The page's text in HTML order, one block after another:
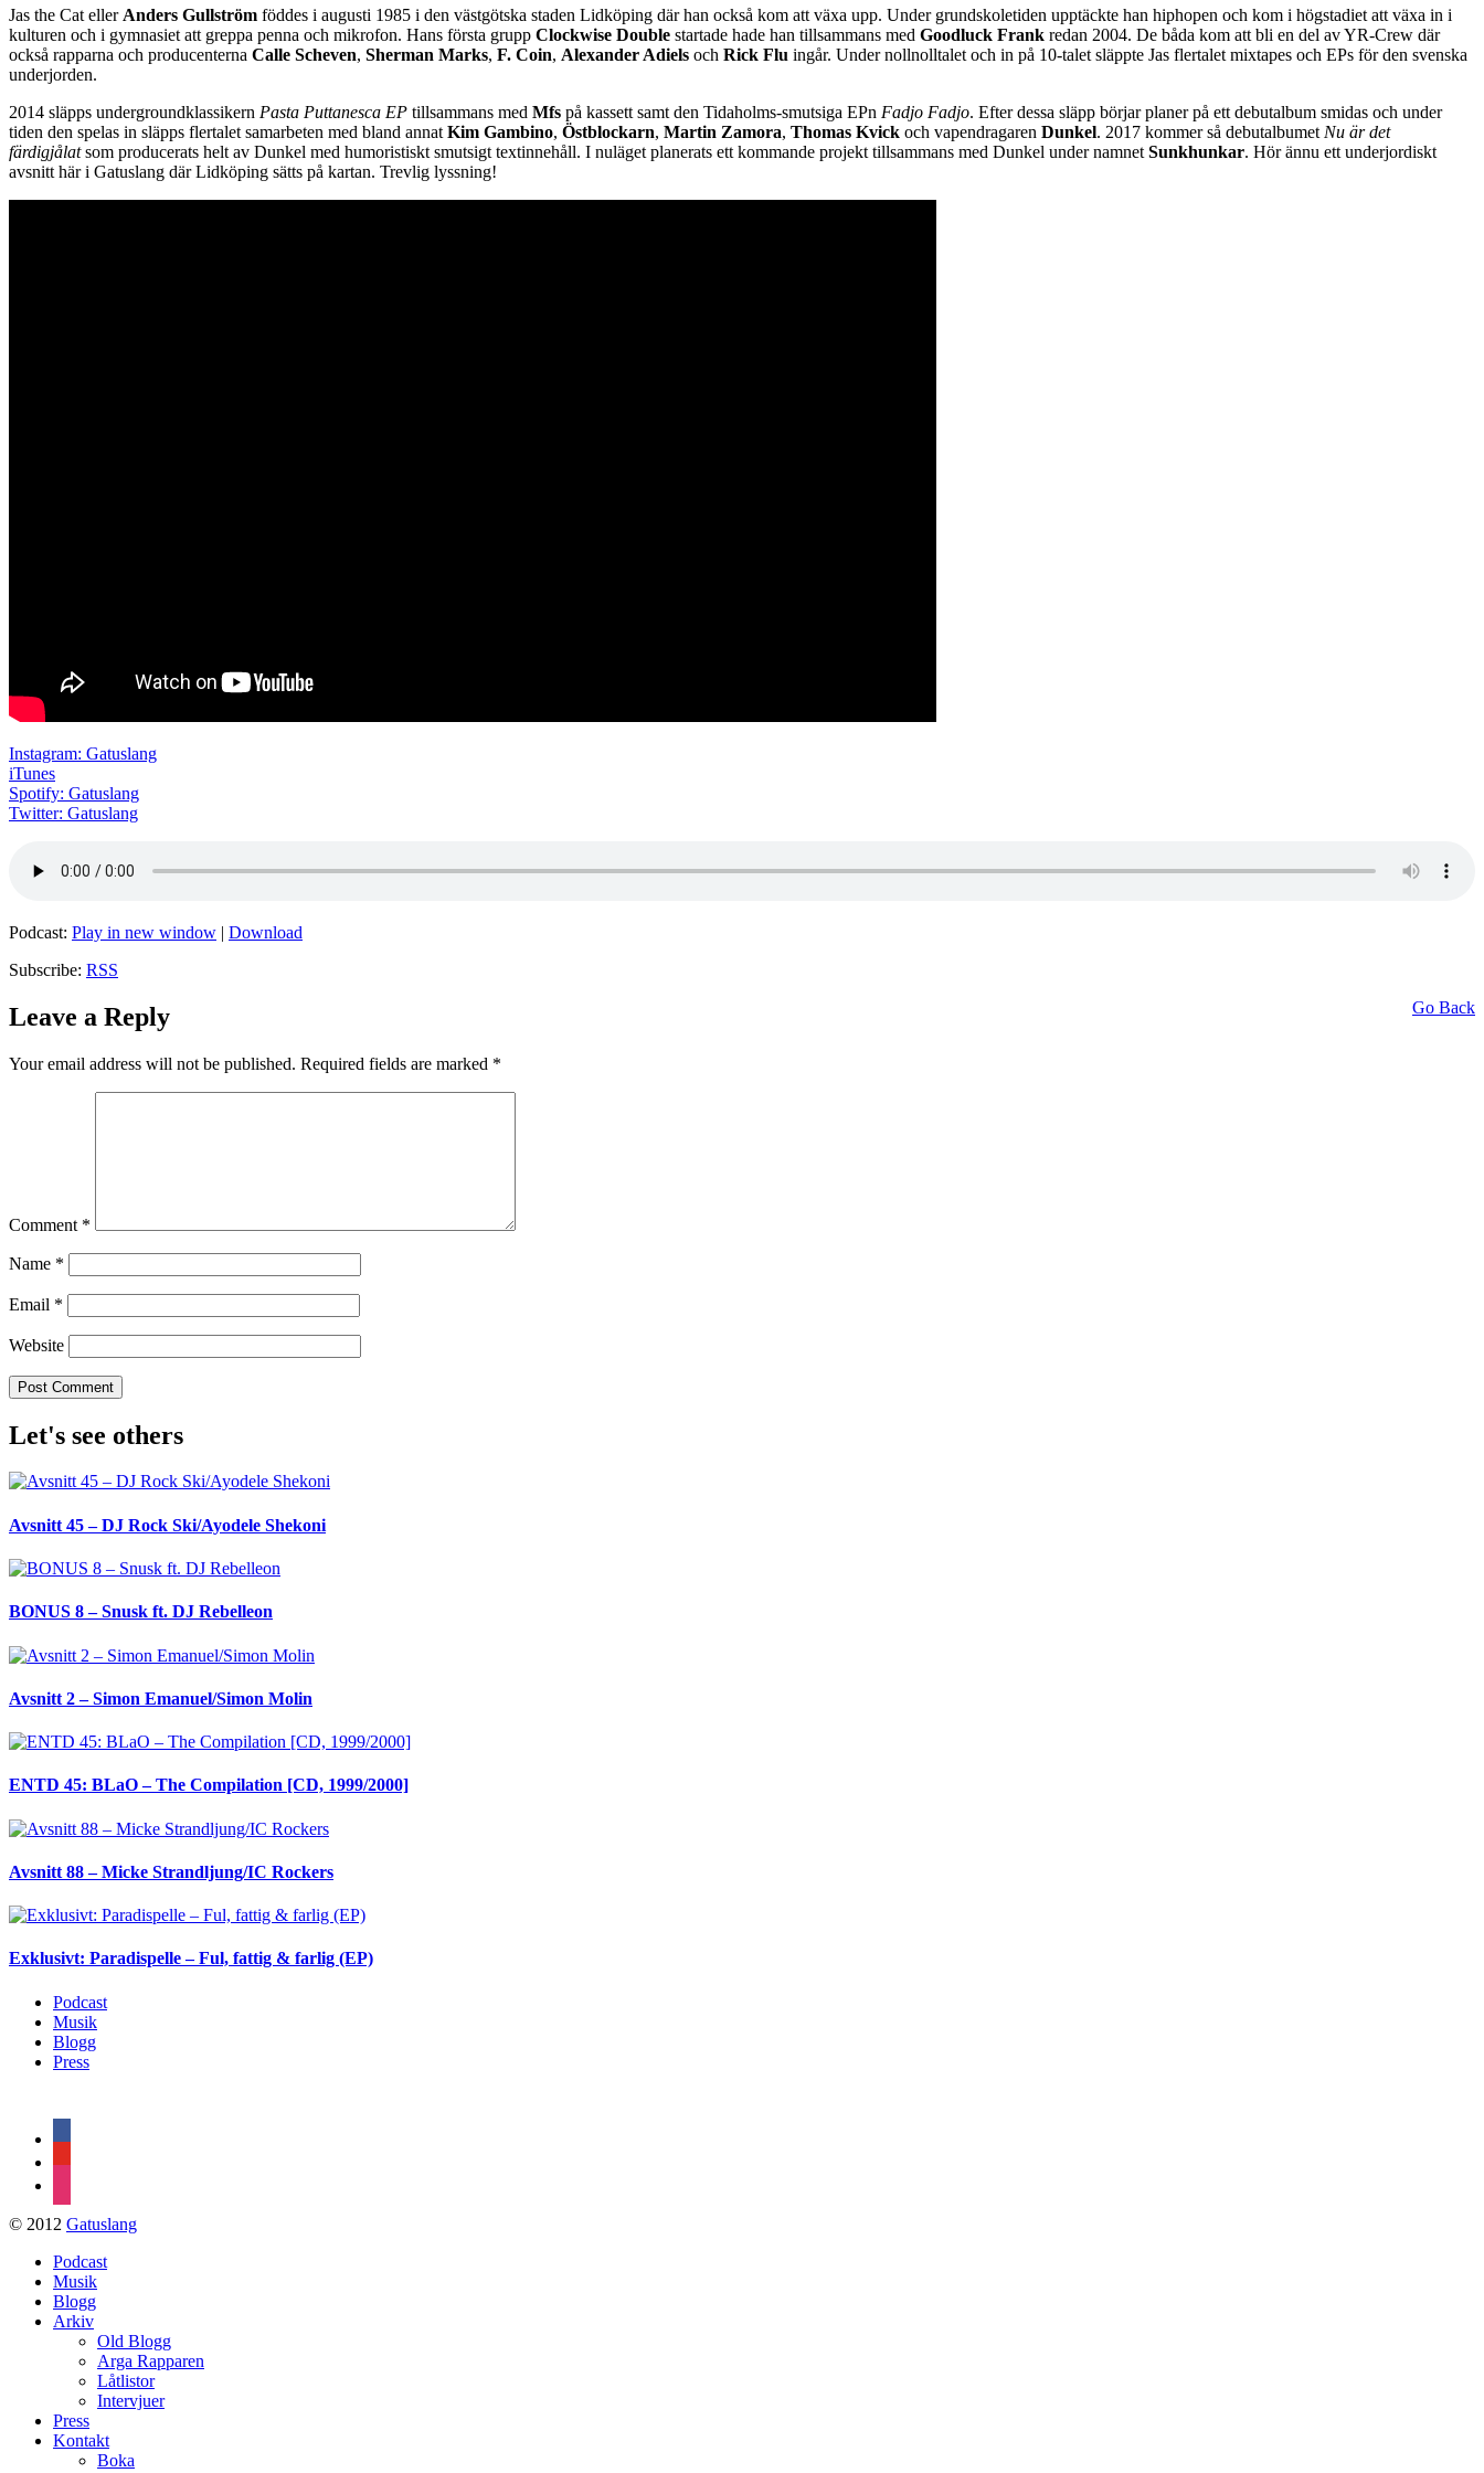
Jas the Cat eller Anders Gullström föddes i augusti 1985 i den västgötska staden Lidköping där han också kom att växa upp. Under grundskoletiden upptäckte han hiphopen och kom i högstadiet att växa in i
kulturen och i gymnasiet att greppa penna och mikrofon. Hans första grupp Clockwise Double startade hade han tillsammans med Goodluck Frank redan 2004. De båda kom att bli en del av YR-Crew där
också rapparna och producenterna Calle Scheven, Sherman Marks, F. Coin, Alexander Adiels och Rick Flu ingår. Under nollnolltalet och in på 10-talet släppte Jas flertalet mixtapes och EPs för den svenska
underjorden.
2014 släpps undergroundklassikern Pasta Puttanesca EP tillsammans med Mfs på kassett samt den Tidaholms-smutsiga EPn Fadjo Fadjo. Efter dessa släpp börjar planer på ett debutalbum smidas och under
tiden den spelas in släpps flertalet samarbeten med bland annat Kim Gambino, Östblockarn, Martin Zamora, Thomas Kvick och vapendragaren Dunkel. 2017 kommer så debutalbumet Nu är det
färdigjålatsom producerats helt av Dunkel med humoristiskt smutsigt textinnehåll. I nuläget planerats ett kommande projekt tillsammans med Dunkel under namnet Sunkhunkar. Hör ännu ett underjordiskt
avsnitt här i Gatuslang där Lidköping sätts på kartan. Trevlig lyssning!
Instagram: Gatuslang
iTunes
Spotify: Gatuslang
Twitter: Gatuslang
Podcast: Play in new window | Download
Subscribe: RSS
Go Back
Leave a Reply
Your email address will not be published. Required fields are marked *
Comment *
Name *
Email *
Website
Let's see others
Avsnitt 45 – DJ Rock Ski/Ayodele Shekoni
BONUS 8 – Snusk ft. DJ Rebelleon
Avsnitt 2 – Simon Emanuel/Simon Molin
ENTD 45: BLaO – The Compilation [CD, 1999/2000]
Avsnitt 88 – Micke Strandljung/IC Rockers
Exklusivt: Paradispelle – Ful, fattig & farlig (EP)
Podcast
Musik
Blogg
Press
© 2012 Gatuslang
Podcast
Musik
Blogg
Arkiv
Old Blogg
Arga Rapparen
Låtlistor
Intervjuer
Press
Kontakt
Boka